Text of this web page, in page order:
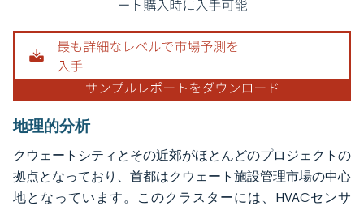
地理的分析
クウェートシティとその近郊がほとんどのプロジェクトの
拠点となっており、首都はクウェート施設管理市場の中心
地となっています。このクラスターには、HVACセンサ